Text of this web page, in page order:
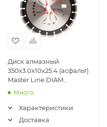
Диск алмазный
350х3.0х10х25.4 (асфальт)
Master Line DIAM
(000489)
Много
Характеристики
Доставка